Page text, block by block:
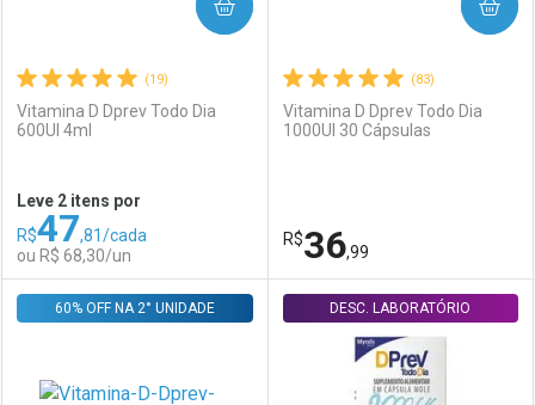
(19)
Vitamina D Dprev Todo Dia
600UI 4ml
Leve 2 itens por
R$47,81/cada
ou R$ 68,30/un
COMPRAR
Laboratório
Por Menos
(83)
Vitamina D Dprev Todo Dia
1000UI 30 Cápsulas
R$36,99
COMPRAR
Laboratório
Por Menos
60% OFF NA 2° UNIDADE DESC. LABORATÓRIO